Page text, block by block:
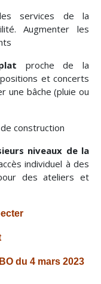
services de la
Augmenter les
proche de la
et concerts
une bâche (pluie ou
construction
niveaux de la
individuel à des
des ateliers et
du 4 mars 2023